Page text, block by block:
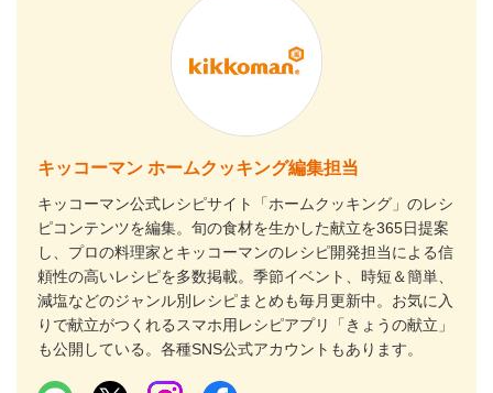
キッコーマン ホームクッキング編集担当
キッコーマン公式レシピサイト「ホームクッキング」のレシ
ピコンテンツを編集。旬の食材を生かした献立を365日提案
し、プロの料理家とキッコーマンのレシピ開発担当による信
頼性の高いレシピを多数掲載。季節イベント、時短＆簡単、
減塩などのジャンル別レシピまとめも毎月更新中。お気に入
りで献立がつくれるスマホ用レシピアプリ「きょうの献立」
も公開している。各種SNS公式アカウントもあります。